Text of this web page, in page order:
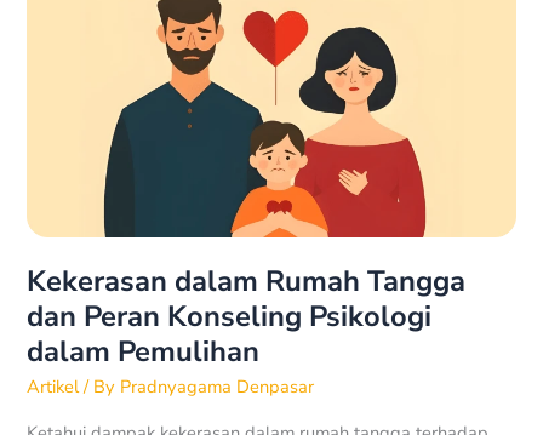
Kekerasan dalam Rumah Tangga
dan Peran Konseling Psikologi
dalam Pemulihan
Artikel/ By Pradnyagama Denpasar
dalam
Pemulihan